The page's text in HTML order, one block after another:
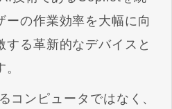
ーの作業効率を大幅に向
する革新的なデバイスと
コンピュータではなく、